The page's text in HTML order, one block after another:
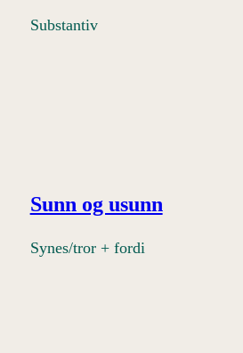
Substantiv
Sunn og usunn
Synes/tror + fordi